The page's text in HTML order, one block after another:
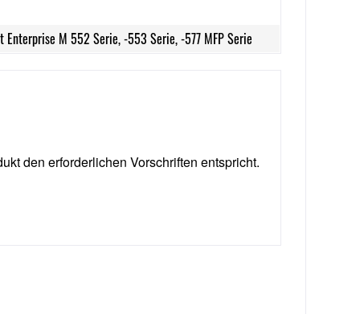
Enterprise M 552 Serie, -553 Serie, -577 MFP Serie
den erforderlichen Vorschriften entspricht.